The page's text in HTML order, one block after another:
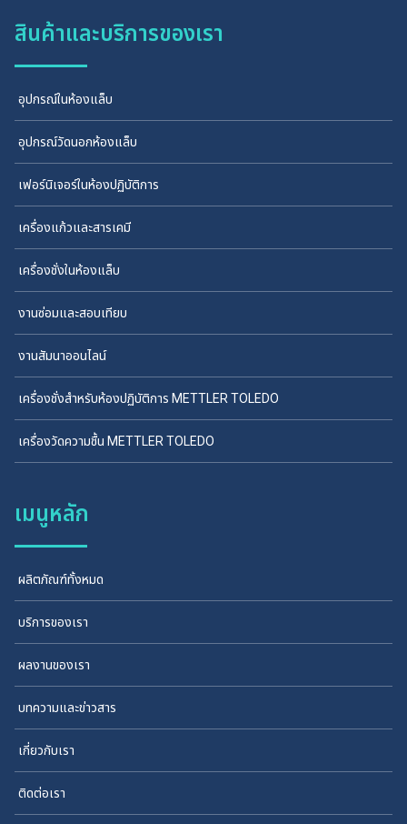
สินค้าและบริการของเรา
อุปกรณ์ในห้องแล็บ
อุปกรณ์วัดนอกห้องแล็บ
เฟอร์นิเจอร์ในห้องปฏิบัติการ
เครื่องแก้วและสารเคมี
เครื่องชั่งในห้องแล็บ
งานซ่อมและสอบเทียบ
งานสัมนาออนไลน์
เครื่องชั่งสำหรับห้องปฏิบัติการ METTLER TOLEDO
เครื่องวัดความชื้น METTLER TOLEDO
เมนูหลัก
ผลิตภัณฑ์ทั้งหมด
บริการของเรา
ผลงานของเรา
บทความและข่าวสาร
เกี่ยวกับเรา
ติดต่อเรา